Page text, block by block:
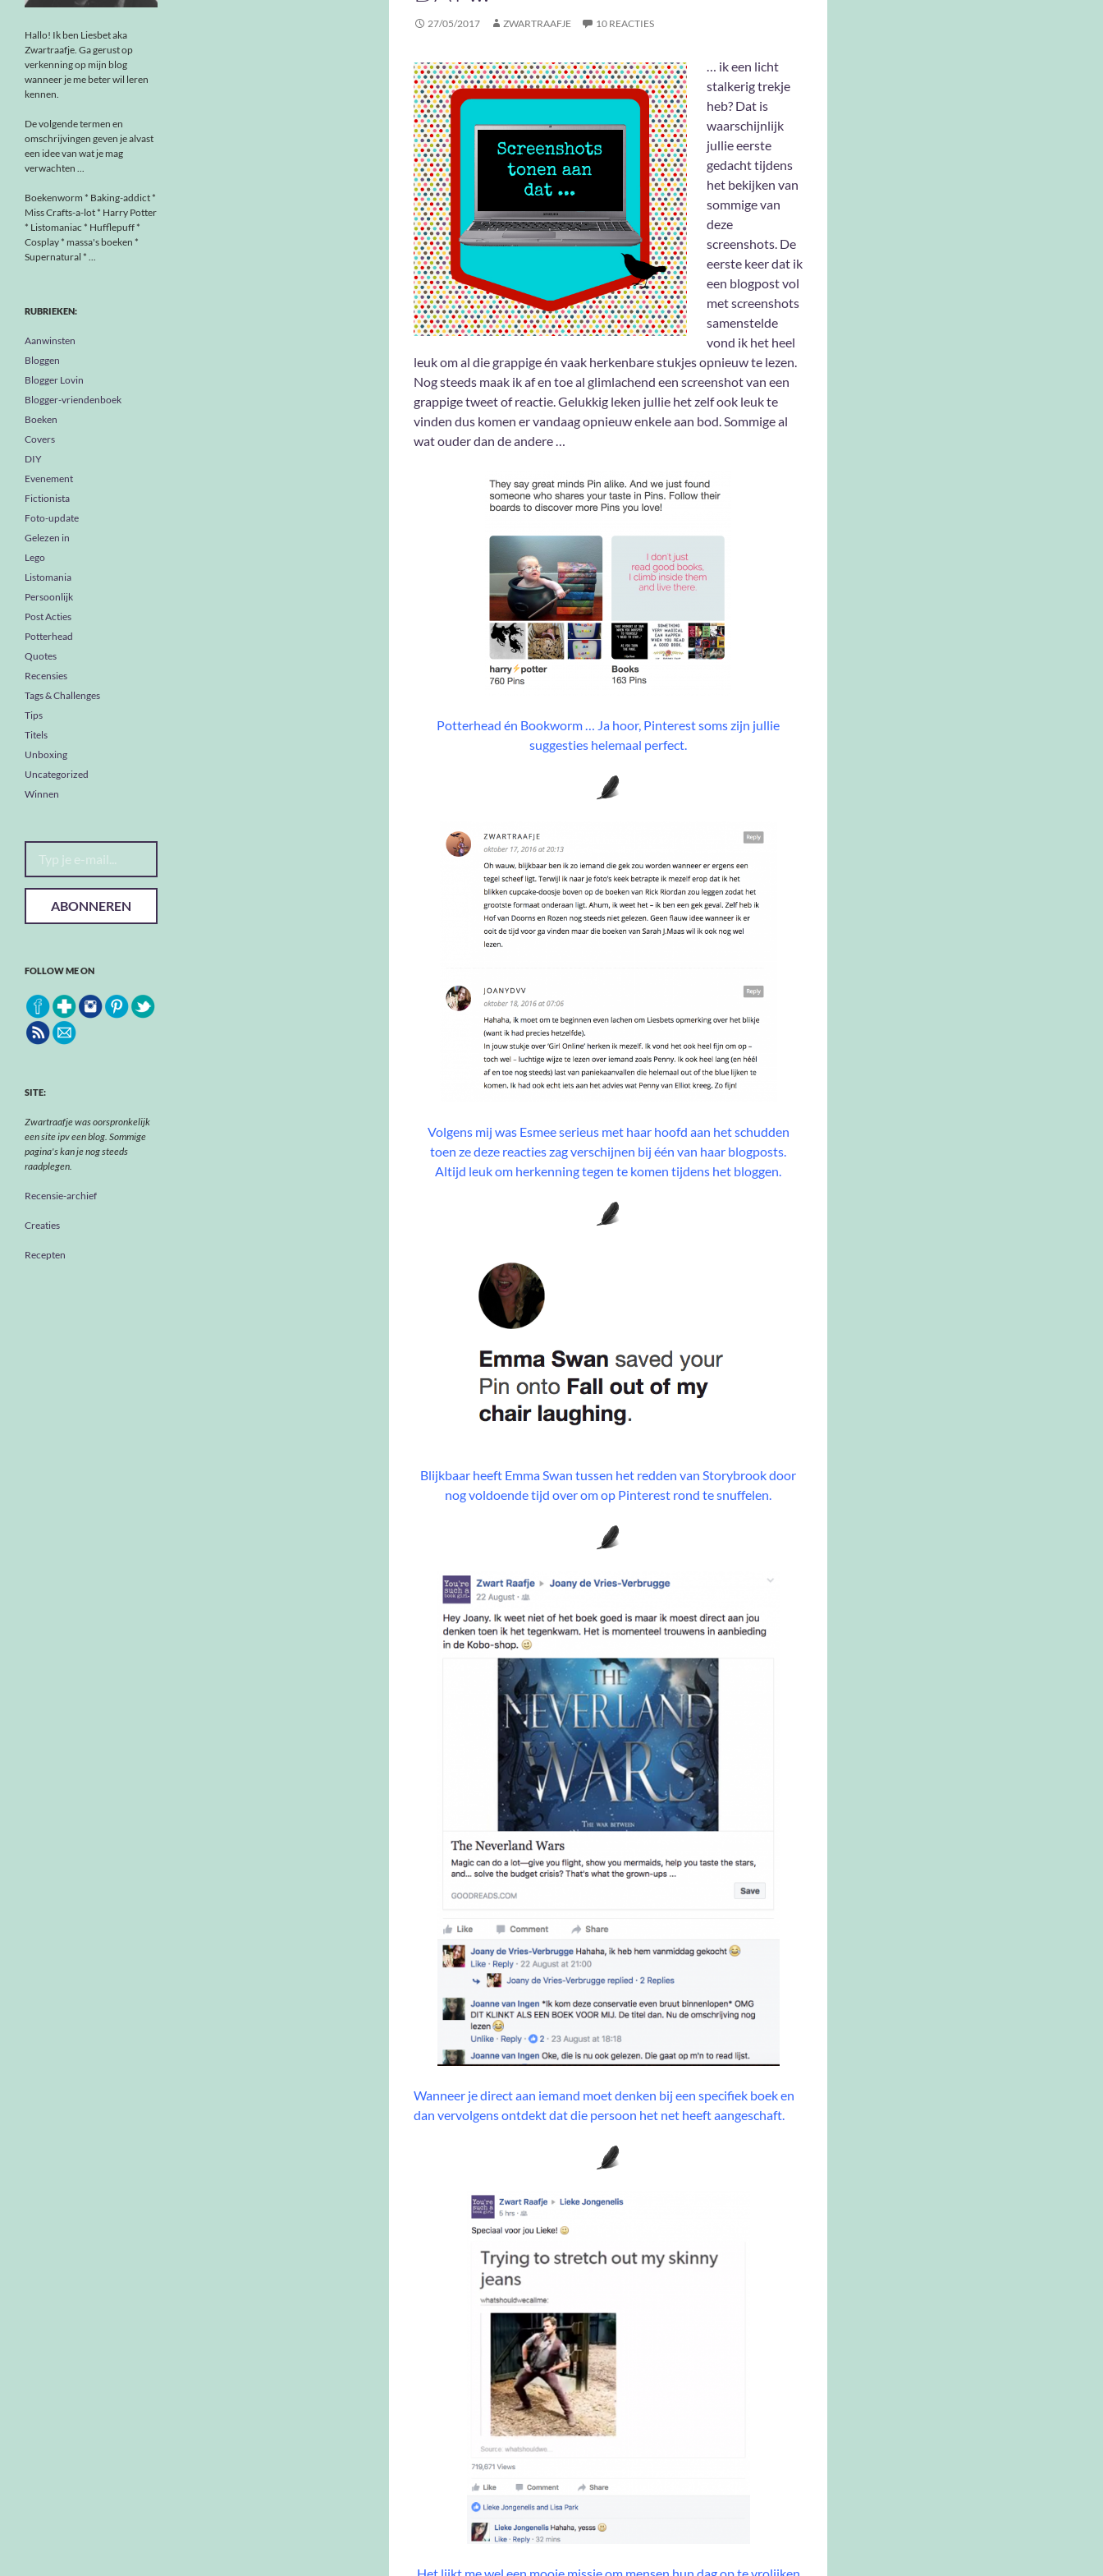
27/05/2017 ZWARTRAAFJE 10 REACTIES
… ik een licht
stalkerig trekje
heb? Dat is
waarschijnlijk
jullie eerste
gedacht tijdens
het bekijken van
sommige van
deze
screenshots. De
eerste keer dat ik
een blogpost vol
met screenshots
samenstelde
vond ik het heel
leuk om al die grappige én vaak herkenbare stukjes opnieuw te lezen.
Nog steeds maak ik af en toe al glimlachend een screenshot van een
grappige tweet of reactie. Gelukkig leken jullie het zelf ook leuk te
vinden dus komen er vandaag opnieuw enkele aan bod. Sommige al
wat ouder dan de andere …
Potterhead én Bookworm … Ja hoor, Pinterest soms zijn jullie
suggesties helemaal perfect.
Volgens mij was Esmee serieus met haar hoofd aan het schudden
toen ze deze reacties zag verschijnen bij één van haar blogposts.
Altijd leuk om herkenning tegen te komen tijdens het bloggen.
Blijkbaar heeft Emma Swan tussen het redden van Storybrook door
nog voldoende tijd over om op Pinterest rond te snuffelen.
Wanneer je direct aan iemand moet denken bij een specifiek boek en
dan vervolgens ontdekt dat die persoon het net heeft aangeschaft.
Hallo! Ik ben Liesbet aka
Zwartraafje. Ga gerust op
verkenning op mijn blog
wanneer je me beter wil leren
kennen.
De volgende termen en
omschrijvingen geven je alvast
een idee van wat je mag
verwachten ...
Boekenworm * Baking-addict *
Miss Crafts-a-lot * Harry Potter
* Listomaniac * Hufflepuff *
Cosplay * massa's boeken *
Supernatural * ...
RUBRIEKEN:
Aanwinsten
Bloggen
Blogger Lovin
Blogger-vriendenboek
Boeken
Covers
DIY
Evenement
Fictionista
Foto-update
Gelezen in
Lego
Listomania
Persoonlijk
Post Acties
Potterhead
Quotes
Recensies
Tags & Challenges
Tips
Titels
Unboxing
Uncategorized
Winnen
Typ je e-mail...
ABONNEREN
FOLLOW ME ON
SITE:
Zwartraafje was oorspronkelijk
een site ipv een blog. Sommige
pagina's kan je nog steeds
raadplegen.
Recensie-archief
Creaties
Recepten